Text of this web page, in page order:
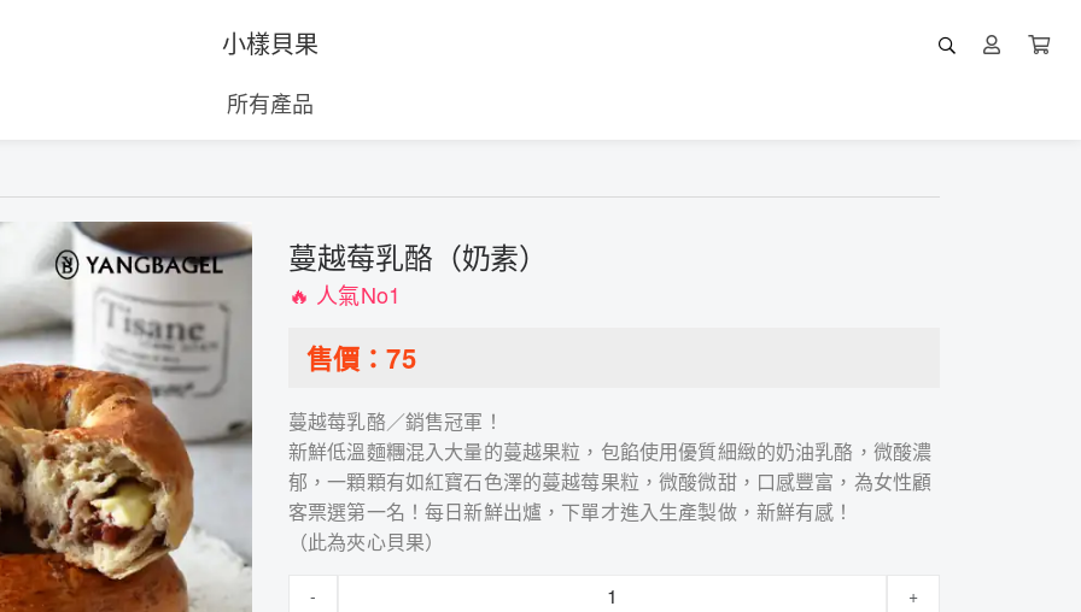
小樣貝果
所有產品
蔓越莓乳酪（奶素）
🔥 人氣No1
售價：75
蔓越莓乳酪／銷售冠軍！
新鮮低溫麵糰混入大量的蔓越果粒，包餡使用優質細緻的奶油乳酪，微酸濃
郁，一顆顆有如紅寶石色澤的蔓越莓果粒，微酸微甜，口感豐富，為女性顧
客票選第一名！每日新鮮出爐，下單才進入生產製做，新鮮有感！
（此為夾心貝果）
- +